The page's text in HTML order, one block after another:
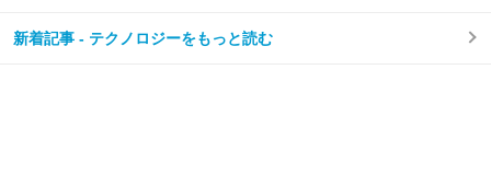
新着記事 - テクノロジーをもっと読む